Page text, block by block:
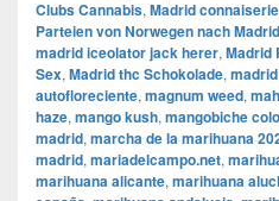
Clubs Cannabis, Madrid
Parteien von Norwegen nach
madrid iceolator jack herer, Madrid
Sex, Madrid thc Schokolade,
autofloreciente, magnum weed,
haze, mango kush, mangobiche
madrid, marcha de la marihuana
madrid, mariadelcampo.net,
marihuana alicante, marihuana